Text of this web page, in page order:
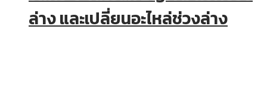
ล่าง และเปลี่ยนอะไหล่ช่วงล่าง